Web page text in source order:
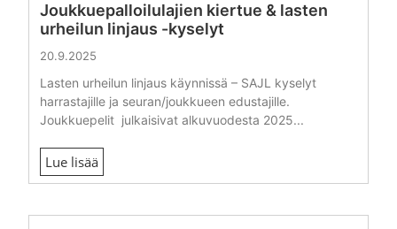
Joukkuepalloilulajien kiertue & lasten
urheilun linjaus -kyselyt
20.9.2025
Lasten urheilun linjaus käynnissä – SAJL kyselyt
harrastajille ja seuran/joukkueen edustajille.
Joukkuepelit julkaisivat alkuvuodesta 2025...
Lue lisää